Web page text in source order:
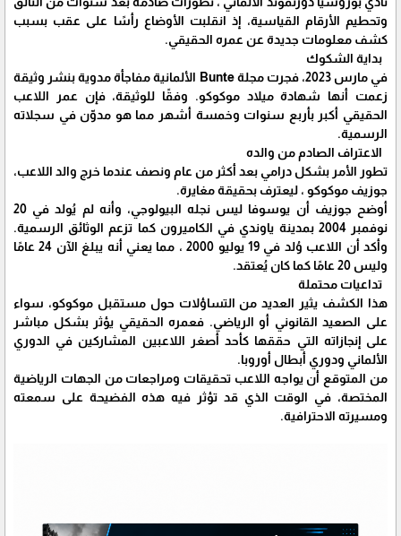
وتحطيم الأرقام القياسية، إذ انقلبت الأوضاع رأسًا على عقب بسبب
كشف معلومات جديدة عن عمره الحقيقي.
بداية الشكوك
في مارس 2023، فجرت مجلة Bunte الألمانية مفاجأة مدوية بنشر وثيقة
زعمت أنها شهادة ميلاد موكوكو. وفقًا للوثيقة، فإن عمر اللاعب
الحقيقي أكبر بأربع سنوات وخمسة أشهر مما هو مدوّن في سجلاته
الرسمية.
الاعتراف الصادم من والده
تطور الأمر بشكل درامي بعد أكثر من عام ونصف عندما خرج والد اللاعب،
جوزيف موكوكو ، ليعترف بحقيقة مغايرة.
أوضح جوزيف أن يوسوفا ليس نجله البيولوجي، وأنه لم يُولد في 20
نوفمبر 2004 بمدينة ياوندي في الكاميرون كما تزعم الوثائق الرسمية.
وأكد أن اللاعب وُلد في 19 يوليو 2000 ، مما يعني أنه يبلغ الآن 24 عامًا
وليس 20 عامًا كما كان يُعتقد.
تداعيات محتملة
هذا الكشف يثير العديد من التساؤلات حول مستقبل موكوكو، سواء
على الصعيد القانوني أو الرياضي. فعمره الحقيقي يؤثر بشكل مباشر
على إنجازاته التي حققها كأحد أصغر اللاعبين المشاركين في الدوري
الألماني ودوري أبطال أوروبا.
من المتوقع أن يواجه اللاعب تحقيقات ومراجعات من الجهات الرياضية
المختصة، في الوقت الذي قد تؤثر فيه هذه الفضيحة على سمعته
ومسيرته الاحترافية.